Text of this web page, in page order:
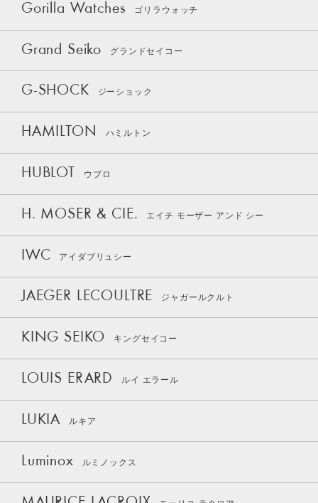
Gorilla Watches ゴリラウォッチ
Grand Seiko グランドセイコー
G-SHOCK ジーショック
HAMILTON ハミルトン
HUBLOT ウブロ
H. MOSER & CIE. エイチ モーザー アンド シー
IWC アイダブリュシー
JAEGER LECOULTRE ジャガールクルト
KING SEIKO キングセイコー
LOUIS ERARD ルイ エラール
LUKIA ルキア
Luminox ルミノックス